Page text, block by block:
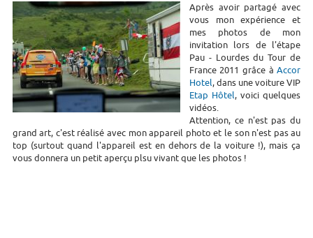
Après avoir partagé avec
vous mon expérience et
mes photos de mon
invitation lors de l'étape
Pau - Lourdes du Tour de
France 2011 grâce àAccor
Hotel, dans une voiture VIP
Etap Hôtel, voici quelques
vidéos.
Attention, ce n'est pas du
grand art, c'est réalisé avec mon appareil photo et le son n'est pas au
top (surtout quand l'appareil est en dehors de la voiture !), mais ça
vous donnera un petit aperçu plsu vivant que les photos !